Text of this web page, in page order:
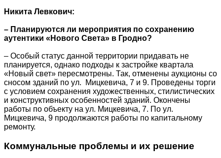
Никита Левкович:
– Планируются ли мероприятия по сохранению
аутентики «Нового Света» в Гродно?
– Особый статус данной территории придавать не
планируется, однако подходы к застройке квартала
«Новый свет» пересмотрены. Так, отменены аукционы со
сносом зданий по ул. Мицкевича, 7 и 9. Проведены торги
с условием сохранения художественных, стилистических
и конструктивных особенностей зданий. Окончены
работы по объекту на ул. Мицкевича, 7. По ул.
Мицкевича, 9 продолжаются работы по капитальному
ремонту.
Коммунальные проблемы и их решение